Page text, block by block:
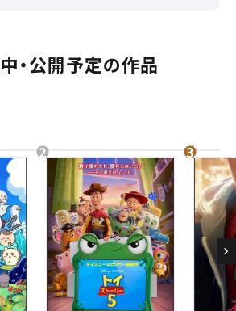
ルを確認する
イト会員もあります。
更する
確認及び予約を変更したい場合は、
ください。
・公開予定の作品
以降で選択いただいた情報は解除
されます。
る 変更する
閉じる
STEP3以降で選択いただいた情報は解
除されます。
る 変更する
閉じる